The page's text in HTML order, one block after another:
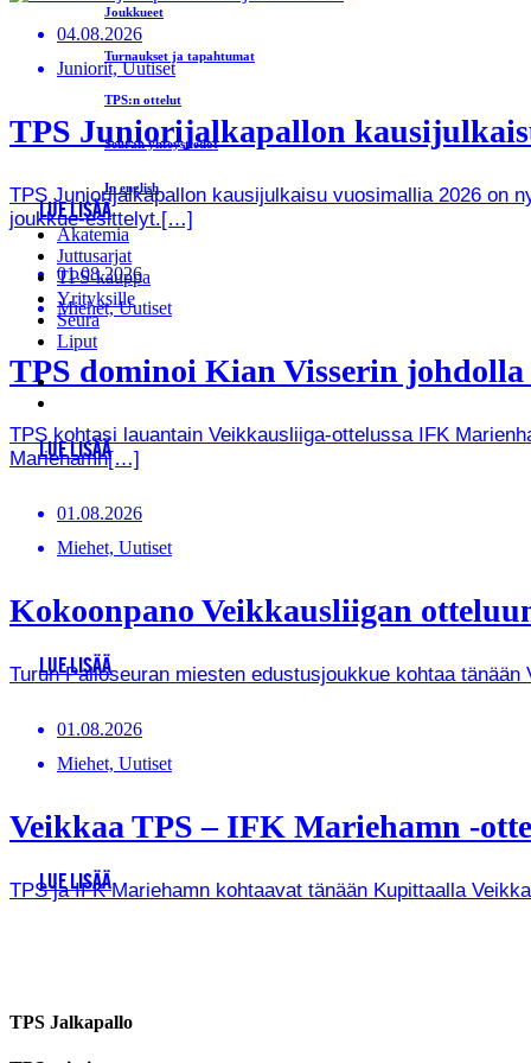
Joukkueet
Turnaukset ja tapahtumat
TPS:n ottelut
Seuran yhteystiedot
In english
Akatemia
Juttusarjat
TPS-kauppa
Yrityksille
Seura
Liput
04.08.2026
Juniorit, Uutiset
TPS Juniorijalkapallon
TPS Juniorijalkapallon kausijulkaisu vuosimallia 2026 on
joukkue-esittelyt.[…]
LUE LISÄÄ
01.08.2026
Miehet, Uutiset
TPS dominoi Kian Visserin
TPS kohtasi lauantain Veikkausliiga-ottelussa IFK
Mariehamn[…]
LUE LISÄÄ
01.08.2026
Miehet, Uutiset
Kokoonpano Veikkausliigan
Turun Palloseuran miesten edustusjoukkue kohtaa
LUE LISÄÄ
01.08.2026
Miehet, Uutiset
Veikkaa TPS – IFK Mariehamn -
TPS ja IFK Mariehamn kohtaavat tänään Kupittaalla
LUE LISÄÄ
TPS Jalkapallo